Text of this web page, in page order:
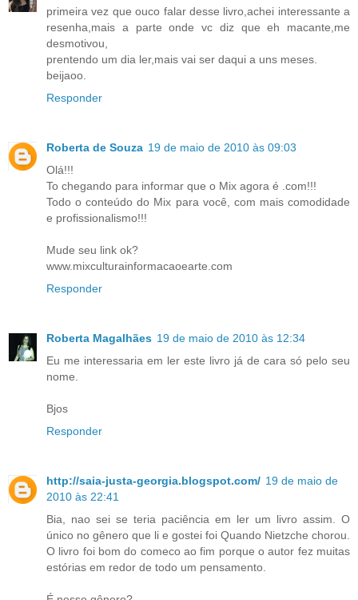
primeira vez que ouco falar desse livro,achei interessante a
resenha,mais a parte onde vc diz que eh macante,me
desmotivou,
prentendo um dia ler,mais vai ser daqui a uns meses.
beijaoo.
Responder
Roberta de Souza 19 de maio de 2010 às 09:03
Olá!!!
To chegando para informar que o Mix agora é .com!!!
Todo o conteúdo do Mix para você, com mais comodidade
e profissionalismo!!!
Mude seu link ok?
www.mixculturainformacaoearte.com
Responder
Roberta Magalhães 19 de maio de 2010 às 12:34
Eu me interessaria em ler este livro já de cara só pelo seu
nome.
Bjos
Responder
http://saia-justa-georgia.blogspot.com/ 19 de maio de
2010 às 22:41
Bia, nao sei se teria paciência em ler um livro assim. O
único no gênero que li e gostei foi Quando Nietzche chorou.
O livro foi bom do comeco ao fim porque o autor fez muitas
estórias em redor de todo um pensamento.